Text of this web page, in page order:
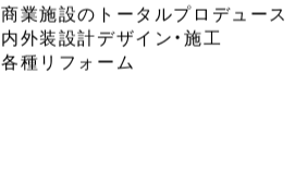
商業施設のトータルプロデュース
内外装設計デザイン・施工
各種リフォーム